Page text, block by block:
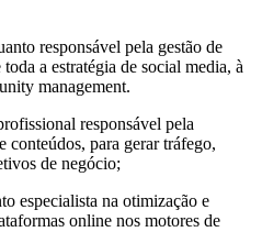
responsável pela gestão de
a estratégia de social media, à
management.
responsável pela
conteúdos, para gerar tráfego,
de negócio;
especialista na otimização e
online nos motores de